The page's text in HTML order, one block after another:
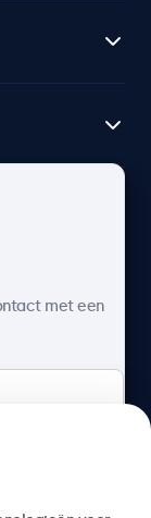
met een